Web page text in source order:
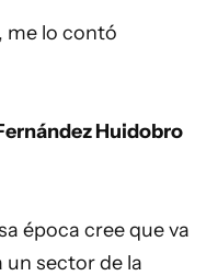
me lo contó
Huidobro
época cree que va
sector de la